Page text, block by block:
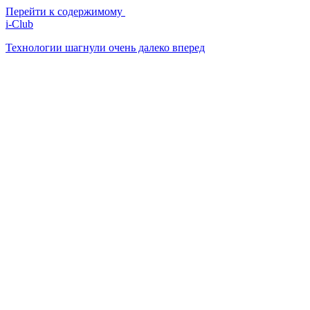
Перейти к содержимому
i-Club
Технологии шагнули очень далеко вперед